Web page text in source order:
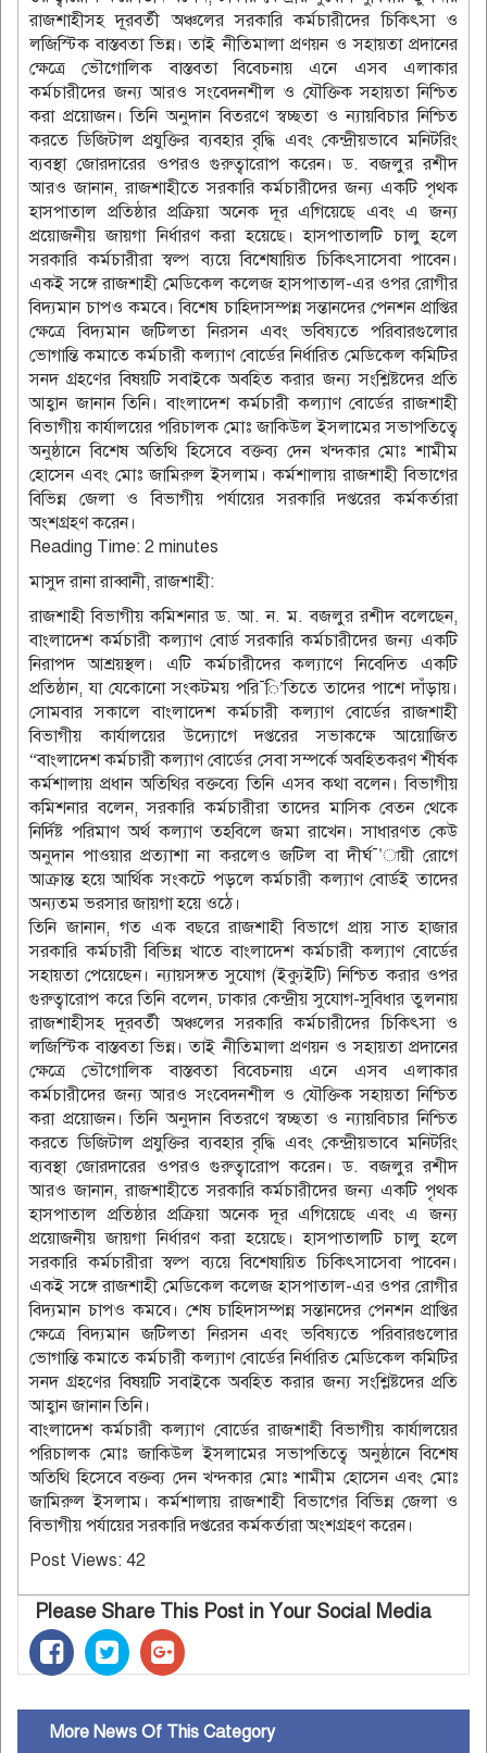
রাজশাহীসহ দূরবর্তী অঞ্চলের সরকারি কর্মচারীদের চিকিৎসা ও
লজিস্টিক বাস্তবতা ভিন্ন। তাই নীতিমালা প্রণয়ন ও সহায়তা প্রদানের
ক্ষেত্রে ভৌগোলিক বাস্তবতা বিবেচনায় এনে এসব এলাকার
কর্মচারীদের জন্য আরও সংবেদনশীল ও যৌক্তিক সহায়তা নিশ্চিত
করা প্রয়োজন। তিনি অনুদান বিতরণে স্বচ্ছতা ও ন্যায়বিচার নিশ্চিত
করতে ডিজিটাল প্রযুক্তির ব্যবহার বৃদ্ধি এবং কেন্দ্রীয়ভাবে মনিটরিং
ব্যবস্থা জোরদারের ওপরও গুরুত্বারোপ করেন। ড. বজলুর রশীদ
আরও জানান, রাজশাহীতে সরকারি কর্মচারীদের জন্য একটি পৃথক
হাসপাতাল প্রতিষ্ঠার প্রক্রিয়া অনেক দূর এগিয়েছে এবং এ জন্য
প্রয়োজনীয় জায়গা নির্ধারণ করা হয়েছে। হাসপাতালটি চালু হলে
সরকারি কর্মচারীরা স্বল্প ব্যয়ে বিশেষায়িত চিকিৎসাসেবা পাবেন।
একই সঙ্গে রাজশাহী মেডিকেল কলেজ হাসপাতাল-এর ওপর রোগীর
বিদ্যমান চাপও কমবে। বিশেষ চাহিদাসম্পন্ন সন্তানদের পেনশন প্রাপ্তির
ক্ষেত্রে বিদ্যমান জটিলতা নিরসন এবং ভবিষ্যতে পরিবারগুলোর
ভোগান্তি কমাতে কর্মচারী কল্যাণ বোর্ডের নির্ধারিত মেডিকেল কমিটির
সনদ গ্রহণের বিষয়টি সবাইকে অবহিত করার জন্য সংশ্লিষ্টদের প্রতি
আহ্বান জানান তিনি। বাংলাদেশ কর্মচারী কল্যাণ বোর্ডের রাজশাহী
বিভাগীয় কার্যালয়ের পরিচালক মোঃ জাকিউল ইসলামের সভাপতিত্বে
অনুষ্ঠানে বিশেষ অতিথি হিসেবে বক্তব্য দেন খন্দকার মোঃ শামীম
হোসেন এবং মোঃ জামিরুল ইসলাম। কর্মশালায় রাজশাহী বিভাগের
বিভিন্ন জেলা ও বিভাগীয় পর্যায়ের সরকারি দপ্তরের কর্মকর্তারা
অংশগ্রহণ করেন।
Reading Time: 2 minutes
মাসুদ রানা রাব্বানী, রাজশাহী:
রাজশাহী বিভাগীয় কমিশনার ড. আ. ন. ম. বজলুর রশীদ বলেছেন,
বাংলাদেশ কর্মচারী কল্যাণ বোর্ড সরকারি কর্মচারীদের জন্য একটি
নিরাপদ আশ্রয়স্থল। এটি কর্মচারীদের কল্যাণে নিবেদিত একটি
প্রতিষ্ঠান, যা যেকোনো সংকটময় পরি¯ি’তিতে তাদের পাশে দাঁড়ায়।
সোমবার সকালে বাংলাদেশ কর্মচারী কল্যাণ বোর্ডের রাজশাহী
বিভাগীয় কার্যালয়ের উদ্যোগে দপ্তরের সভাকক্ষে আয়োজিত
“বাংলাদেশ কর্মচারী কল্যাণ বোর্ডের সেবা সম্পর্কে অবহিতকরণ শীর্ষক
কর্মশালায় প্রধান অতিথির বক্তব্যে তিনি এসব কথা বলেন। বিভাগীয়
কমিশনার বলেন, সরকারি কর্মচারীরা তাদের মাসিক বেতন থেকে
নির্দিষ্ট পরিমাণ অর্থ কল্যাণ তহবিলে জমা রাখেন। সাধারণত কেউ
অনুদান পাওয়ার প্রত্যাশা না করলেও জটিল বা দীর্ঘ¯’ায়ী রোগে
আক্রান্ত হয়ে আর্থিক সংকটে পড়লে কর্মচারী কল্যাণ বোর্ডই তাদের
অন্যতম ভরসার জায়গা হয়ে ওঠে।
তিনি জানান, গত এক বছরে রাজশাহী বিভাগে প্রায় সাত হাজার
সরকারি কর্মচারী বিভিন্ন খাতে বাংলাদেশ কর্মচারী কল্যাণ বোর্ডের
সহায়তা পেয়েছেন। ন্যায়সঙ্গত সুযোগ (ইক্যুইটি) নিশ্চিত করার ওপর
গুরুত্বারোপ করে তিনি বলেন, ঢাকার কেন্দ্রীয় সুযোগ-সুবিধার তুলনায়
রাজশাহীসহ দূরবর্তী অঞ্চলের সরকারি কর্মচারীদের চিকিৎসা ও
লজিস্টিক বাস্তবতা ভিন্ন। তাই নীতিমালা প্রণয়ন ও সহায়তা প্রদানের
ক্ষেত্রে ভৌগোলিক বাস্তবতা বিবেচনায় এনে এসব এলাকার
কর্মচারীদের জন্য আরও সংবেদনশীল ও যৌক্তিক সহায়তা নিশ্চিত
করা প্রয়োজন। তিনি অনুদান বিতরণে স্বচ্ছতা ও ন্যায়বিচার নিশ্চিত
করতে ডিজিটাল প্রযুক্তির ব্যবহার বৃদ্ধি এবং কেন্দ্রীয়ভাবে মনিটরিং
ব্যবস্থা জোরদারের ওপরও গুরুত্বারোপ করেন। ড. বজলুর রশীদ
আরও জানান, রাজশাহীতে সরকারি কর্মচারীদের জন্য একটি পৃথক
হাসপাতাল প্রতিষ্ঠার প্রক্রিয়া অনেক দূর এগিয়েছে এবং এ জন্য
প্রয়োজনীয় জায়গা নির্ধারণ করা হয়েছে। হাসপাতালটি চালু হলে
সরকারি কর্মচারীরা স্বল্প ব্যয়ে বিশেষায়িত চিকিৎসাসেবা পাবেন।
একই সঙ্গে রাজশাহী মেডিকেল কলেজ হাসপাতাল-এর ওপর রোগীর
বিদ্যমান চাপও কমবে। শেষ চাহিদাসম্পন্ন সন্তানদের পেনশন প্রাপ্তির
ক্ষেত্রে বিদ্যমান জটিলতা নিরসন এবং ভবিষ্যতে পরিবারগুলোর
ভোগান্তি কমাতে কর্মচারী কল্যাণ বোর্ডের নির্ধারিত মেডিকেল কমিটির
সনদ গ্রহণের বিষয়টি সবাইকে অবহিত করার জন্য সংশ্লিষ্টদের প্রতি
আহ্বান জানান তিনি।
বাংলাদেশ কর্মচারী কল্যাণ বোর্ডের রাজশাহী বিভাগীয় কার্যালয়ের
পরিচালক মোঃ জাকিউল ইসলামের সভাপতিত্বে অনুষ্ঠানে বিশেষ
অতিথি হিসেবে বক্তব্য দেন খন্দকার মোঃ শামীম হোসেন এবং মোঃ
জামিরুল ইসলাম। কর্মশালায় রাজশাহী বিভাগের বিভিন্ন জেলা ও
বিভাগীয় পর্যায়ের সরকারি দপ্তরের কর্মকর্তারা অংশগ্রহণ করেন।
Post Views: 42
Please Share This Post in Your Social Media
More News Of This Category